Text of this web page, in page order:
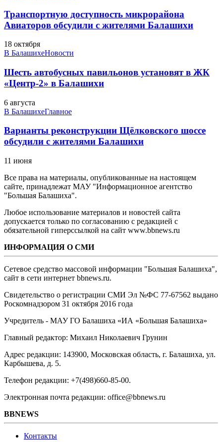
Транспортную доступность микрорайона
Авиаторов обсудили с жителями Балашихи
18 октября
В БалашихеНовости
Шесть автобусных павильонов установят в ЖК
«Центр-2» в Балашихи
6 августа
В БалашихеГлавное
Варианты реконструкции Щёлковского шоссе
обсудили с жителями Балашихи
11 июня
Все права на материалы, опубликованные на настоящем
сайте, принадлежат МАУ "Информационное агентство
"Большая Балашиха".
Любое использование материалов и новостей сайта
допускается только по согласованию с редакцией с
обязательной гиперссылкой на сайт www.bbnews.ru
ИНФОРМАЦИЯ О СМИ
Сетевое средство массовой информации "Большая Балашиха",
сайт в сети интернет bbnews.ru.
Свидетельство о регистрации СМИ Эл №ФС ‎77-67562 выдано
Роскомнадзором 31 октября 2016 года
Учредитель - МАУ ГО Балашиха «ИА «Большая Балашиха»
Главный редактор: Михаил Николаевич Грунин
Адрес редакции: 143900, Московская область, г. Балашиха, ул.
Карбышева, д. 5.
Телефон редакции: +7(498)660-85-00.
Электронная почта редакции: office@bbnews.ru
BBNEWS
Контакты